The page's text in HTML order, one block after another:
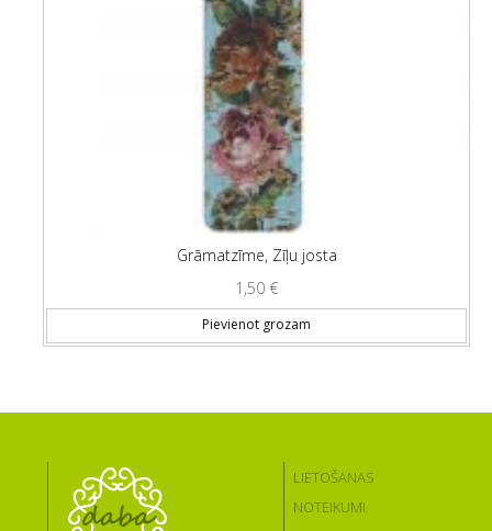
Grāmatzīme, Zīļu josta
1,50 €
Pievienot grozam
LIETOŠANAS
NOTEIKUMI